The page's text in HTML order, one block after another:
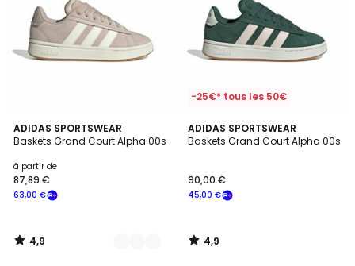
ADIDAS SPORTSWEAR
Baskets Grand Court Alpha 00s
à partir de
63,00 €
87,89 €
4,9
/ 5
3
Couleurs
4,9
/
-25€* tous les 50€
ADIDAS SPORTSWEAR
Baskets Grand Court Alpha 00s
45,00 €
90,00 €
4,9
/ 5
4,9
/